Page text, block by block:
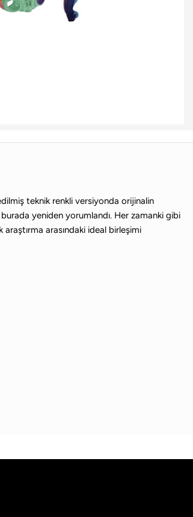
teknik renkli versiyonda orijinalin
yeniden yorumlandı. Her zamanki gibi
arasındaki ideal birleşimi